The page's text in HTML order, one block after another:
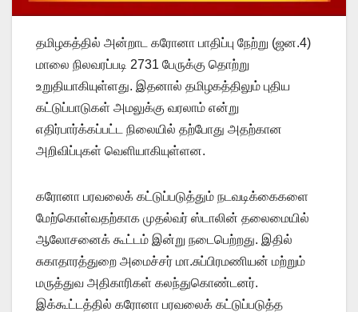
தமிழகத்தில் அன்றாட கரோனா பாதிப்பு நேற்று (ஜன.4)
மாலை நிலவரப்படி 2731 பேருக்கு தொற்று
உறுதியாகியுள்ளது. இதனால் தமிழகத்திலும் புதிய
கட்டுப்பாடுகள் அமலுக்கு வரலாம் என்று
எதிர்பார்க்கப்பட்ட நிலையில் தற்போது அதற்கான
அறிவிப்புகள் வெளியாகியுள்ளன.
கரோனா பரவலைக் கட்டுப்படுத்தும் நடவடிக்கைகளை
மேற்கொள்வதற்காக முதல்வர் ஸ்டாலின் தலைமையில்
ஆலோசனைக் கூட்டம் இன்று நடைபெற்றது. இதில்
சுகாதாரத்துறை அமைச்சர் மா.சுப்பிரமணியன் மற்றும்
மருத்துவ அதிகாரிகள் கலந்துகொண்டனர்.
இக்கூட்டத்தில் கரோனா பரவலைக் கட்டுப்படுத்த